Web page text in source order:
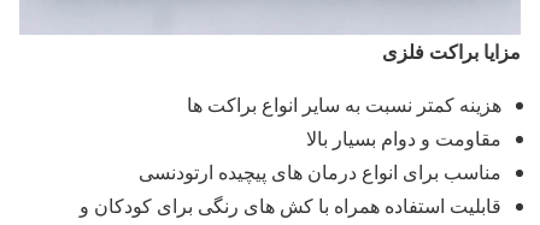
مزایا براکت فلزی
هزینه کمتر نسبت به سایر انواع براکت ها
مقاومت و دوام بسیار بالا
مناسب برای انواع درمان های پیچیده ارتودنسی
قابلیت استفاده همراه با کش های رنگی برای کودکان و